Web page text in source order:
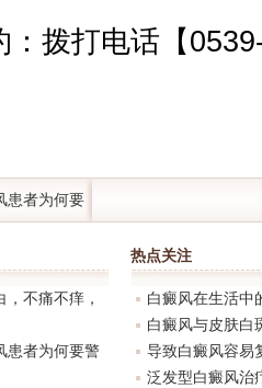
拨打电话【
患者为何要
不痛不痒，
患者为何要警
热点关注
白癜风在生活中
白癜风与皮肤白
导致白癜风容易
泛发型白癜风治